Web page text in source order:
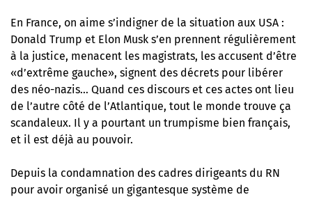
En France, on aime s’indigner de la situation aux USA :
Donald Trump et Elon Musk s’en prennent régulièrement
à la justice, menacent les magistrats, les accusent d’être
«d’extrême gauche», signent des décrets pour libérer
des néo-nazis… Quand ces discours et ces actes ont lieu
de l’autre côté de l’Atlantique, tout le monde trouve ça
scandaleux. Il y a pourtant un trumpisme bien français,
et il est déjà au pouvoir.
Depuis la condamnation des cadres dirigeants du RN
pour avoir organisé un gigantesque système de